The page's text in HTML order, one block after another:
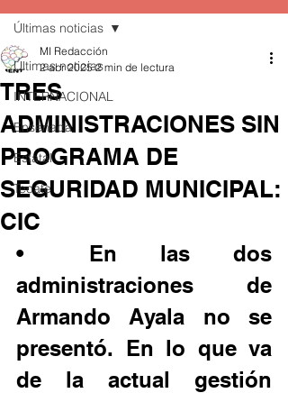
Últimas noticias
INTERNACIONAL
Ensenada
Estatal
Tecate
Últimas noticias
TRES
ADMINISTRACIONES SIN
PROGRAMA DE
SEGURIDAD MUNICIPAL:
CIC
MI Redacción
2 abr 2025 2 min de lectura
•	En las dos
administraciones de
Armando Ayala no se
presentó. En lo que va
de la actual gestión